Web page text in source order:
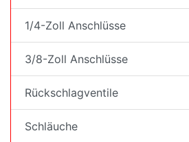
1/4-Zoll Anschlüsse
3/8-Zoll Anschlüsse
Rückschlagventile
Schläuche